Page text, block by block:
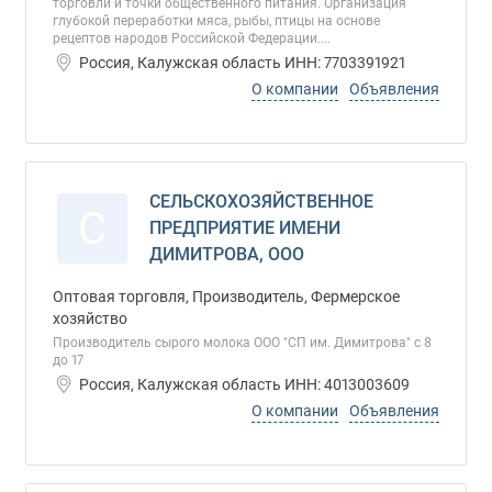
торговли и точки общественного питания. Организация
глубокой переработки мяса, рыбы, птицы на основе
рецептов народов Российской Федерации....
Россия, Калужская область ИНН: 7703391921
О компании
Объявления
СЕЛЬСКОХОЗЯЙСТВЕННОЕ
ПРЕДПРИЯТИЕ ИМЕНИ
ДИМИТРОВА, ООО
Оптовая торговля, Производитель, Фермерское
хозяйство
Производитель сырого молока ООО "СП им. Димитрова" с 8
до 17
Россия, Калужская область ИНН: 4013003609
О компании
Объявления